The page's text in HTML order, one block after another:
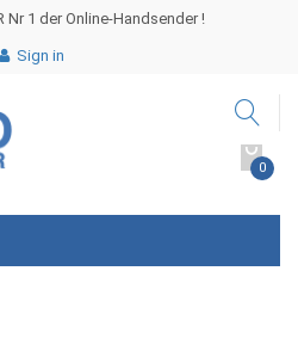
Nr 1 der Online-Handsender !
Sign in
0